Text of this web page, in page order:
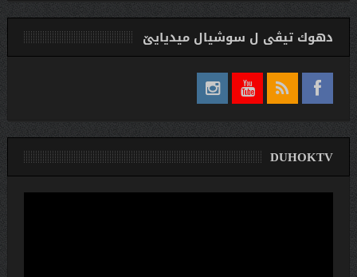
دهوك تیڤی ل سوشیال ميديایێ
DUHOKTV